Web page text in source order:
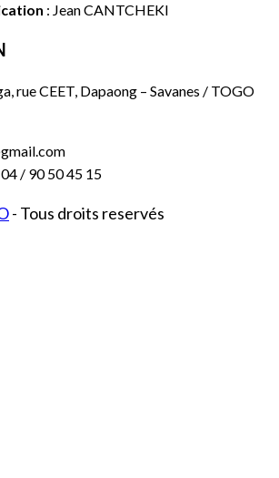
: Jean CANTCHEKI
rue CEET, Dapaong – Savanes / TOGO
/ 90 50 45 15
- Tous droits reservés